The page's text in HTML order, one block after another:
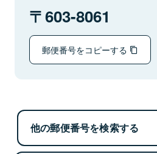
603-8061
郵便番号をコピーする
他の郵便番号を検索する